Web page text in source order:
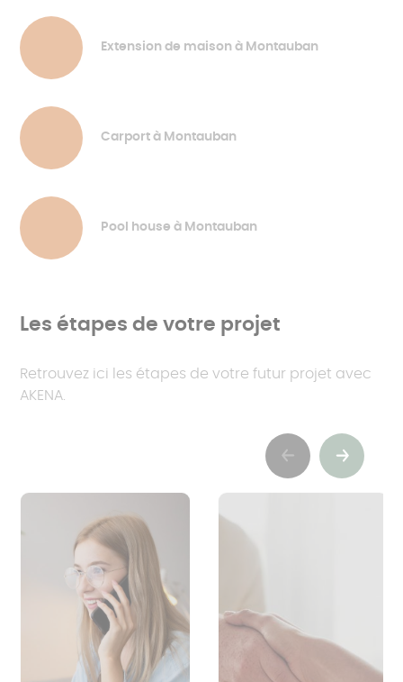
Extension de maison à Montauban
Carport à Montauban
Pool house à Montauban
Les étapes de votre projet
Retrouvez ici les étapes de votre futur projet avec
AKENA.
PreviousSuivant